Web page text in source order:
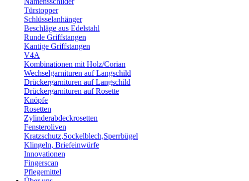
Türstopper
Schlüsselanhänger
Beschläge aus Edelstahl
Runde Griffstangen
Kantige Griffstangen
V4A
Kombinationen mit Holz/Corian
Wechselgarnituren auf Langschild
Drückergarnituren auf Langschild
Drückergarnituren auf Rosette
Knöpfe
Rosetten
Zylinderabdeckrosetten
Fensteroliven
Kratzschutz,Sockelblech,Sperrbügel
Klingeln, Briefeinwürfe
Innovationen
Fingerscan
Pflegemittel